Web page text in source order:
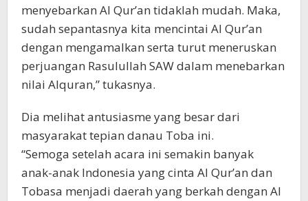
menyebarkan Al Qur’an tidaklah mudah. Maka,
sudah sepantasnya kita mencintai Al Qur’an
dengan mengamalkan serta turut meneruskan
perjuangan Rasulullah SAW dalam menebarkan
nilai Alquran,” tukasnya.
Dia melihat antusiasme yang besar dari
masyarakat tepian danau Toba ini.
“Semoga setelah acara ini semakin banyak
anak-anak Indonesia yang cinta Al Qur’an dan
Tobasa menjadi daerah yang berkah dengan Al